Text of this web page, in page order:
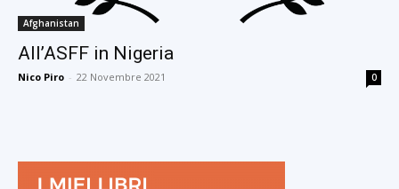
Afghanistan
All’ASFF in Nigeria
Nico Piro - 22 Novembre 2021 0